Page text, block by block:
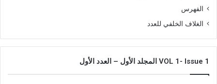
الفهرس
الغلاف الخلفي للعدد
VOL 1- Issue 1 المجلد الأول – العدد الأول